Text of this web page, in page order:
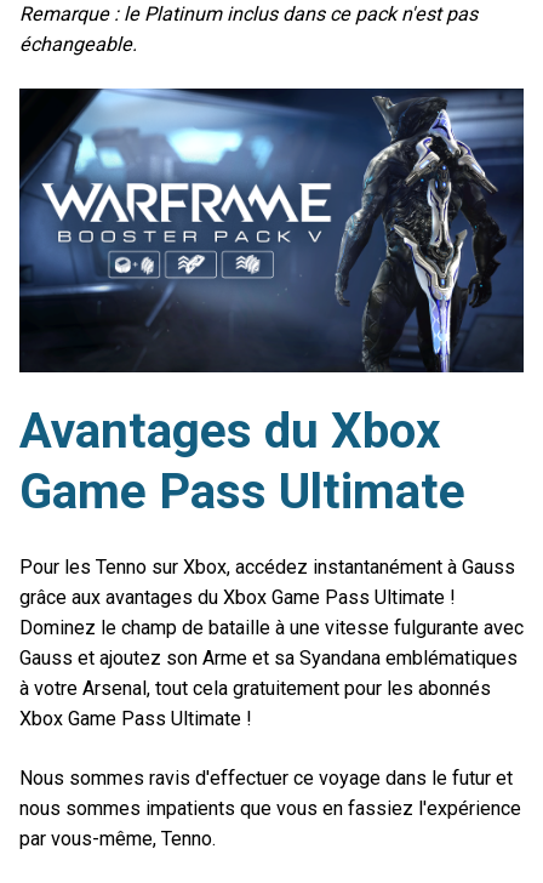
Remarque : le Platinum inclus dans ce pack n'est pas
échangeable.
Avantages du Xbox
Game Pass Ultimate
Pour les Tenno sur Xbox, accédez instantanément à Gauss
grâce aux avantages du Xbox Game Pass Ultimate !
Dominez le champ de bataille à une vitesse fulgurante avec
Gauss et ajoutez son Arme et sa Syandana emblématiques
à votre Arsenal, tout cela gratuitement pour les abonnés
Xbox Game Pass Ultimate !
Nous sommes ravis d'effectuer ce voyage dans le futur et
nous sommes impatients que vous en fassiez l'expérience
par vous-même, Tenno.